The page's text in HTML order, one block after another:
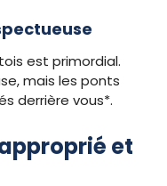
est primordial.
mais les ponts
derrière vous*.
et